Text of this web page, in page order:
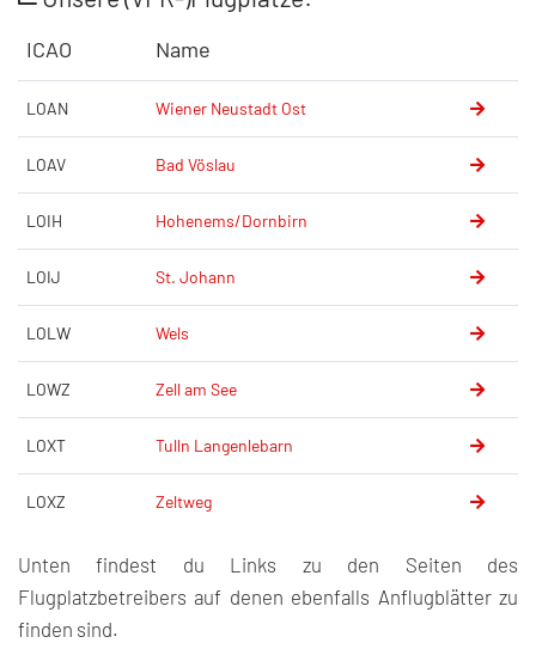
ICAO Name
LOAN Wiener Neustadt Ost
LOAV Bad Vöslau
LOIH Hohenems/Dornbirn
LOIJ St. Johann
LOLW Wels
LOWZ Zell am See
LOXT Tulln Langenlebarn
LOXZ Zeltweg
Unten findest du Links zu den Seiten des
Flugplatzbetreibers auf denen ebenfalls Anflugblätter zu
finden sind.